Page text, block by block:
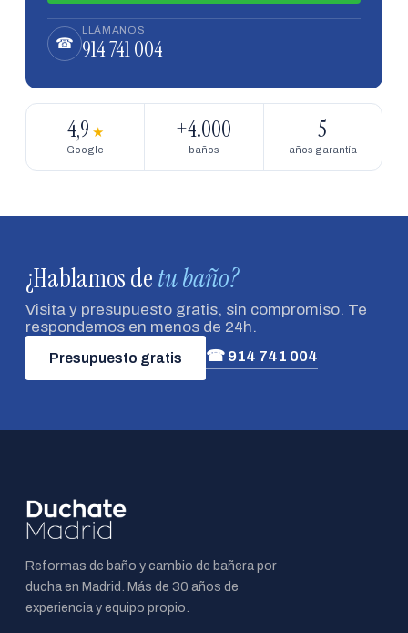
☎
LLÁMANOS
914 741 004
4,9 ★
Google
+4.000
baños
5
años garantía
¿Hablamos detu baño?
Visita y presupuesto gratis, sin compromiso. Te
respondemos en menos de 24h.
Presupuesto gratis ☎ 914 741 004
Reformas de baño y cambio de bañera por
ducha en Madrid. Más de 30 años de
experiencia y equipo propio.